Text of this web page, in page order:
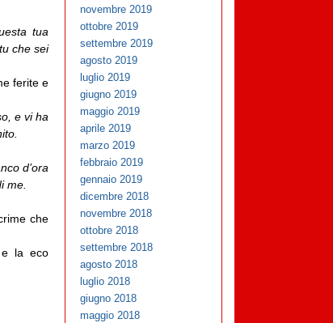
tua
che sei
ferite e
e vi ha
d’ora
me.
che
e la eco
novembre 2019
ottobre 2019
settembre 2019
agosto 2019
luglio 2019
giugno 2019
maggio 2019
aprile 2019
marzo 2019
febbraio 2019
gennaio 2019
dicembre 2018
novembre 2018
ottobre 2018
settembre 2018
agosto 2018
luglio 2018
giugno 2018
maggio 2018